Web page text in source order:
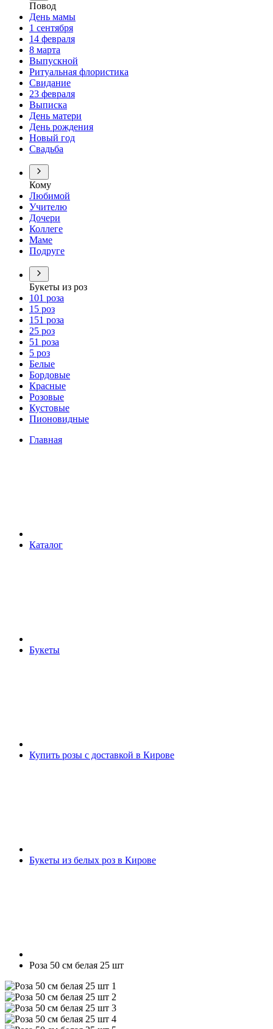
Повод
День мамы
1 сентября
14 февраля
8 марта
Выпускной
Ритуальная флористика
Свидание
23 февраля
Выписка
День матери
День рождения
Новый год
Свадьба
Кому
Любимой
Учителю
Дочери
Коллеге
Маме
Подруге
Букеты из роз
101 роза
15 роз
151 роза
25 роз
51 роза
5 роз
Белые
Бордовые
Красные
Розовые
Кустовые
Пионовидные
Главная
Каталог
Букеты
Купить розы с доставкой в Кирове
Букеты из белых роз в Кирове
Роза 50 см белая 25 шт